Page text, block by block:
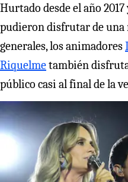
Hurtado desde el año
pudieron disfrutar de una
generales, los animadores
Riquelmetambién
público casi al final de la